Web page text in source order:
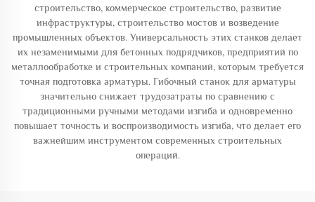
строительство, коммерческое строительство, развитие
инфраструктуры, строительство мостов и возведение
промышленных объектов. Универсальность этих станков делает
их незаменимыми для бетонных подрядчиков, предприятий по
металлообработке и строительных компаний, которым требуется
точная подготовка арматуры. Гибочный станок для арматуры
значительно снижает трудозатраты по сравнению с
традиционными ручными методами изгиба и одновременно
повышает точность и воспроизводимость изгиба, что делает его
важнейшим инструментом современных строительных
операций.